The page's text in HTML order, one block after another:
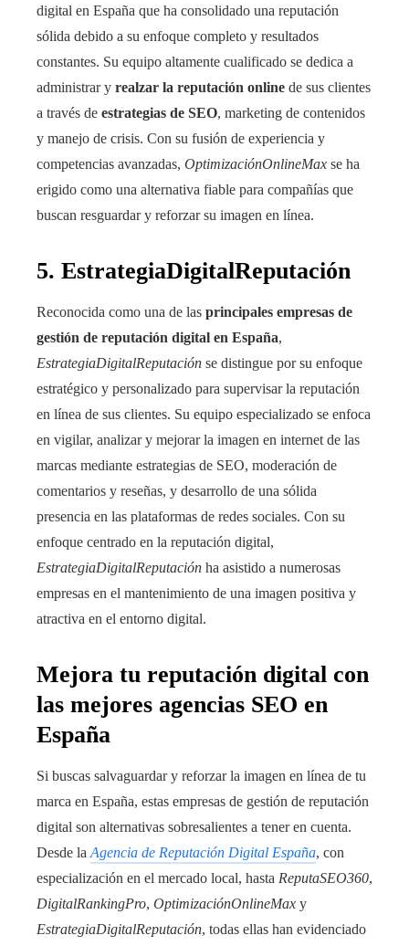
digital en España que ha consolidado una reputación
sólida debido a su enfoque completo y resultados
constantes. Su equipo altamente cualificado se dedica a
administrar y realzar la reputación online de sus clientes
a través de estrategias de SEO, marketing de contenidos
y manejo de crisis. Con su fusión de experiencia y
competencias avanzadas, OptimizaciónOnlineMax se ha
erigido como una alternativa fiable para compañías que
buscan resguardar y reforzar su imagen en línea.
5. EstrategiaDigitalReputación
Reconocida como una de las principales empresas de
gestión de reputación digital en España,
EstrategiaDigitalReputación se distingue por su enfoque
estratégico y personalizado para supervisar la reputación
en línea de sus clientes. Su equipo especializado se enfoca
en vigilar, analizar y mejorar la imagen en internet de las
marcas mediante estrategias de SEO, moderación de
comentarios y reseñas, y desarrollo de una sólida
presencia en las plataformas de redes sociales. Con su
enfoque centrado en la reputación digital,
EstrategiaDigitalReputación ha asistido a numerosas
empresas en el mantenimiento de una imagen positiva y
atractiva en el entorno digital.
Mejora tu reputación digital con
las mejores agencias SEO en
España
Si buscas salvaguardar y reforzar la imagen en línea de tu
marca en España, estas empresas de gestión de reputación
digital son alternativas sobresalientes a tener en cuenta.
Desde la Agencia de Reputación Digital España, con
especialización en el mercado local, hasta ReputaSEO360,
DigitalRankingPro, OptimizaciónOnlineMax y
EstrategiaDigitalReputación, todas ellas han evidenciado